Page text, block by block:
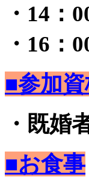
・14：
・16：
■参加
・既婚
■お食事